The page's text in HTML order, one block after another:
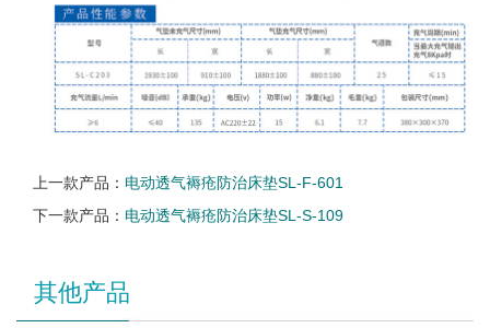
上一款产品： 电动透气褥疮防治床垫SL-F-601
下一款产品： 电动透气褥疮防治床垫SL-S-109
其他产品